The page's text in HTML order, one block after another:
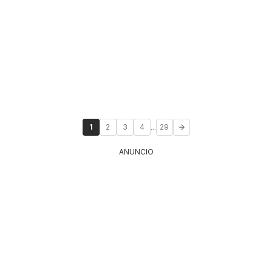
1 2 3 4 ... 29
ANUNCIO